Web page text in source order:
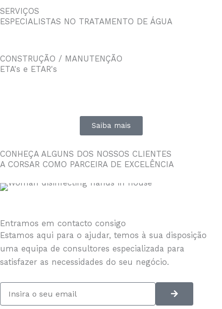
SERVIÇOS
ESPECIALISTAS NO TRATAMENTO DE ÁGUA
CONSTRUÇÃO / MANUTENÇÃO
ETA's e ETAR's
Saiba mais
CONHEÇA ALGUNS DOS NOSSOS CLIENTES
A CORSAR COMO PARCEIRA DE EXCELÊNCIA
Entramos em contacto consigo
Estamos aqui para o ajudar, temos à sua disposição
uma equipa de consultores especializada para
satisfazer as necessidades do seu negócio.
Email Submit